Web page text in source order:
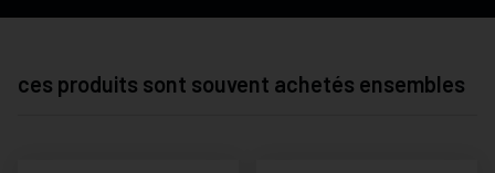
ces produits sont souvent achetés ensembles